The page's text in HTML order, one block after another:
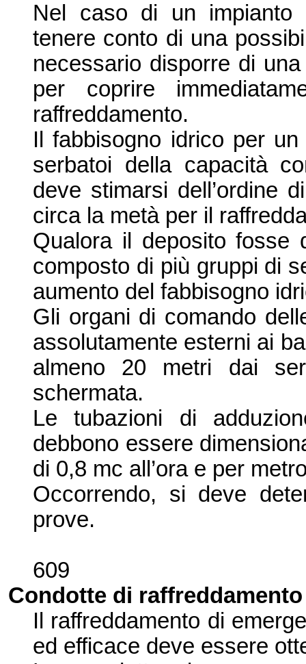
Nel caso di un impianto
tenere conto di una
necessario disporre di
per coprire
raffreddamento.
Il fabbisogno idrico per
serbatoi della capacità
deve stimarsi dell’ordine
circa la metà per il
Qualora il deposito fosse
composto di più gruppi di
aumento del fabbisogno
Gli organi di comando
assolutamente esterni ai
almeno 20 metri dai
schermata.
Le tubazioni di
debbono essere
di 0,8 mc all’ora e per
Occorrendo, si deve
prove.
609
Condotte di raffreddamento
Il raffreddamento di
ed efficace deve essere